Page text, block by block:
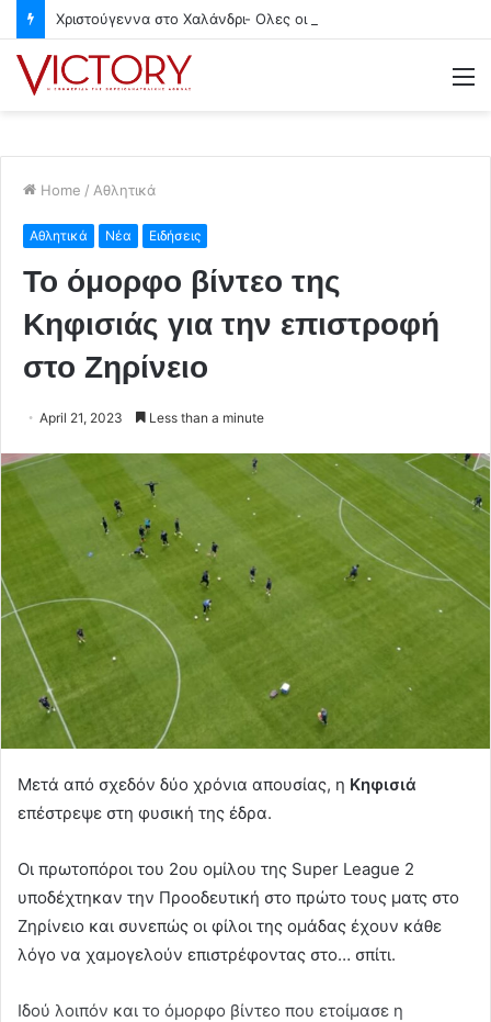
Home / Αθλητικά
Αθλητικά Νέα Ειδήσεις
Το όμορφο βίντεο της
Κηφισιάς για την επιστροφή
στο Ζηρίνειο
April 21, 2023 Less than a minute
Μετά από σχεδόν δύο χρόνια απουσίας, η Κηφισιά
επέστρεψε στη φυσική της έδρα.
Οι πρωτοπόροι του 2ου ομίλου της Super League 2
υποδέχτηκαν την Προοδευτική στο πρώτο τους ματς στο
Ζηρίνειο και συνεπώς οι φίλοι της ομάδας έχουν κάθε
λόγο να χαμογελούν επιστρέφοντας στο… σπίτι.
Ιδού λοιπόν και το όμορφο βίντεο που ετοίμασε η